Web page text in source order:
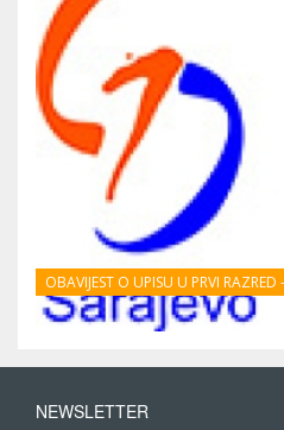
OBAVIJEST O UPISU U PRVI
NEWSLETTER